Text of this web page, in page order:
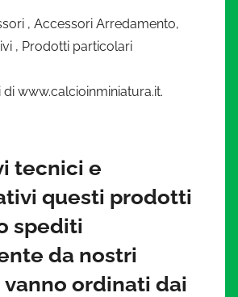
, Accessori Arredamento,
, Prodotti particolari
di www.calcioinminiatura.it.
tecnici e
questi prodotti
spediti
da nostri
vanno ordinati dai